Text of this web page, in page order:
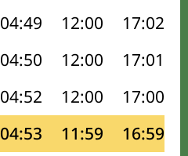
04:49 12:00 17:02
04:50 12:00 17:01
04:52 12:00 17:00
04:53 11:59 16:59